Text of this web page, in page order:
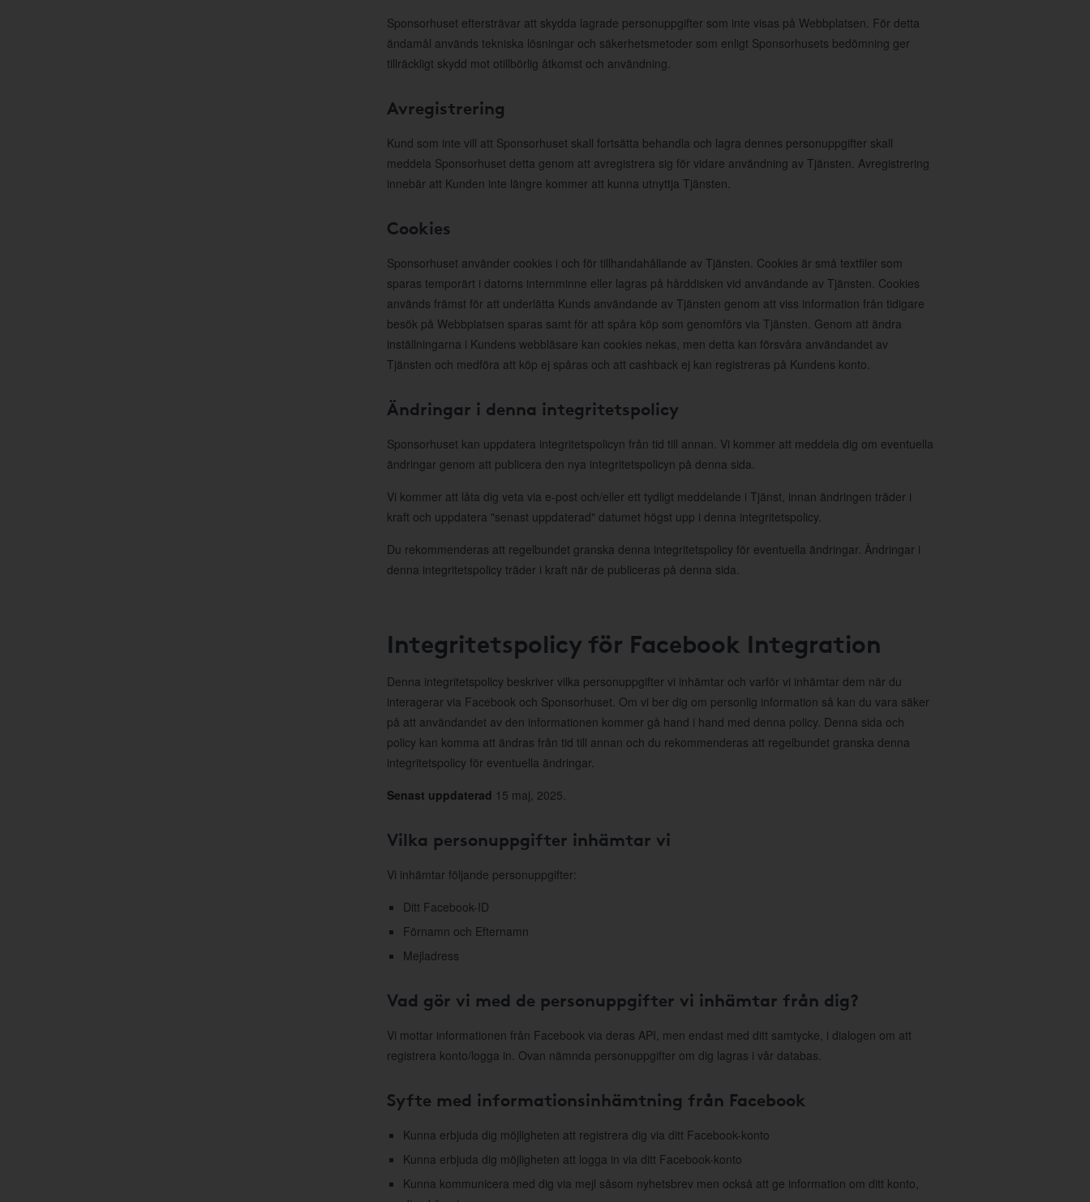
Sponsorhuset eftersträvar att skydda lagrade personuppgifter som inte visas på Webbplatsen. För detta
ändamål används tekniska lösningar och säkerhetsmetoder som enligt Sponsorhusets bedömning ger
tillräckligt skydd mot otillbörlig åtkomst och användning.
Avregistrering
Kund som inte vill att Sponsorhuset skall fortsätta behandla och lagra dennes personuppgifter skall
meddela Sponsorhuset detta genom att avregistrera sig för vidare användning av Tjänsten. Avregistrering
innebär att Kunden inte längre kommer att kunna utnyttja Tjänsten.
Cookies
Sponsorhuset använder cookies i och för tillhandahållande av Tjänsten. Cookies är små textfiler som
sparas temporärt i datorns internminne eller lagras på hårddisken vid användande av Tjänsten. Cookies
används främst för att underlätta Kunds användande av Tjänsten genom att viss information från tidigare
besök på Webbplatsen sparas samt för att spåra köp som genomförs via Tjänsten. Genom att ändra
inställningarna i Kundens webbläsare kan cookies nekas, men detta kan försvåra användandet av
Tjänsten och medföra att köp ej spåras och att cashback ej kan registreras på Kundens konto.
Ändringar i denna integritetspolicy
Sponsorhuset kan uppdatera integritetspolicyn från tid till annan. Vi kommer att meddela dig om eventuella
ändringar genom att publicera den nya integritetspolicyn på denna sida.
Vi kommer att låta dig veta via e-post och/eller ett tydligt meddelande i Tjänst, innan ändringen träder i
kraft och uppdatera "senast uppdaterad" datumet högst upp i denna integritetspolicy.
Du rekommenderas att regelbundet granska denna integritetspolicy för eventuella ändringar. Ändringar i
denna integritetspolicy träder i kraft när de publiceras på denna sida.
Integritetspolicy för Facebook Integration
Denna integritetspolicy beskriver vilka personuppgifter vi inhämtar och varför vi inhämtar dem när du
interagerar via Facebook och Sponsorhuset. Om vi ber dig om personlig information så kan du vara säker
på att användandet av den informationen kommer gå hand i hand med denna policy. Denna sida och
policy kan komma att ändras från tid till annan och du rekommenderas att regelbundet granska denna
integritetspolicy för eventuella ändringar.
Senast uppdaterad 15 maj, 2025.
Vilka personuppgifter inhämtar vi
Vi inhämtar följande personuppgifter:
Ditt Facebook-ID
Förnamn och Efternamn
Mejladress
Vad gör vi med de personuppgifter vi inhämtar från dig?
Vi mottar informationen från Facebook via deras API, men endast med ditt samtycke, i dialogen om att
registrera konto/logga in. Ovan nämnda personuppgifter om dig lagras i vår databas.
Syfte med informationsinhämtning från Facebook
Kunna erbjuda dig möjligheten att registrera dig via ditt Facebook-konto
Kunna erbjuda dig möjligheten att logga in via ditt Facebook-konto
Kunna kommunicera med dig via mejl såsom nyhetsbrev men också att ge information om ditt konto,